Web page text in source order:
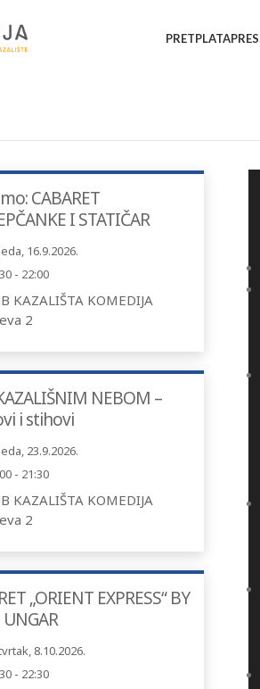
PRETPLATA
CABARET
I STATIČAR
16.9.2026.
- 22:00
KAZALIŠTA KOMEDIJA
2
NEBOM –
i stihovi
23.9.2026.
- 21:30
KAZALIŠTA KOMEDIJA
2
„ORIENT EXPRESS“ BY
8.10.2026.
- 22:30